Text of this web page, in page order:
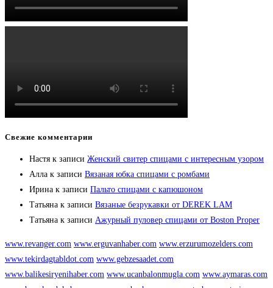
Свежие комментарии
Настя к записи Женский свитер спицами с интересным узором
Алла к записи Вязаная юбка спицами с ромбами
Ирина к записи Пальто спицами с капюшоном
Татьяна к записи Вязаные безрукавки от DEREK LAM
Татьяна к записи Ажурный пуловер спицами от Boston Proper
www.revanger.com www.erguvanhaber.com www.erzurumozelders.com
www.tekirdagtabldot.com www.gebzesaadet.com
www.balikesiryenihaber.com www.ucanbalonmugla.com www.aymaras.com